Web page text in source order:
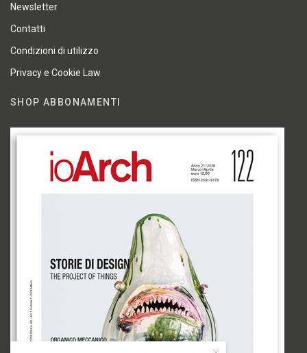
Newsletter
Contatti
Condizioni di utilizzo
Privacy e Cookie Law
SHOP ABBONAMENTI